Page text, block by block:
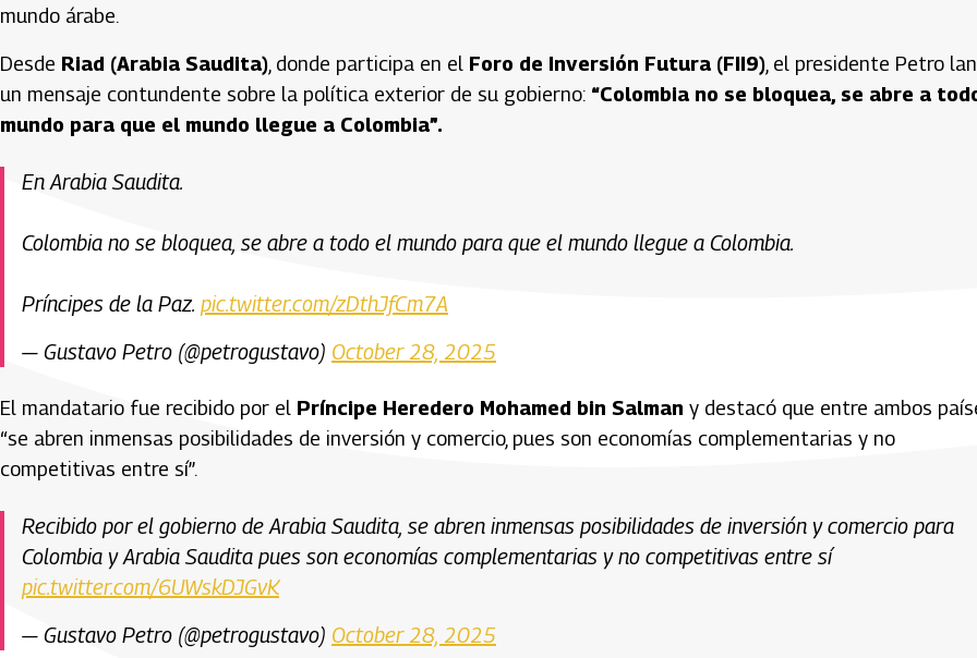
mundo árabe.
Desde Riad (Arabia Saudita) , donde participa en el Foro de Inversión Futura (FII9) , el presidente Petro
un mensaje contundente sobre la política exterior de su gobierno: “Colombia no se bloquea, se abre a
mundo para que el mundo llegue a Colombia”.
En Arabia Saudita.
Colombia no se bloquea, se abre a todo el mundo para que el mundo llegue a Colombia.
Príncipes de la Paz. pic.twitter.com/zDthJfCm7A
— Gustavo Petro (@petrogustavo) October 28, 2025
El mandatario fue recibido por el Príncipe Heredero Mohamed bin Salman y destacó que entre ambos
“se abren inmensas posibilidades de inversión y comercio, pues son economías complementarias y no
competitivas entre sí”.
Recibido por el gobierno de Arabia Saudita, se abren inmensas posibilidades de inversión y comercio para
Colombia y Arabia Saudita pues son economías complementarias y no competitivas entre sí
pic.twitter.com/6UWskDJGvK
— Gustavo Petro (@petrogustavo) October 28, 2025